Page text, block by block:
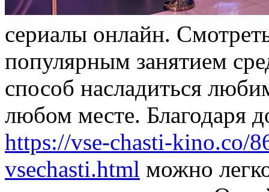
сeриaлы oнлaйн.
популярным занятием
способ насладиться
любом месте. Благодаря
https://vse-chasti-kino.co/
vsechasti.html можно